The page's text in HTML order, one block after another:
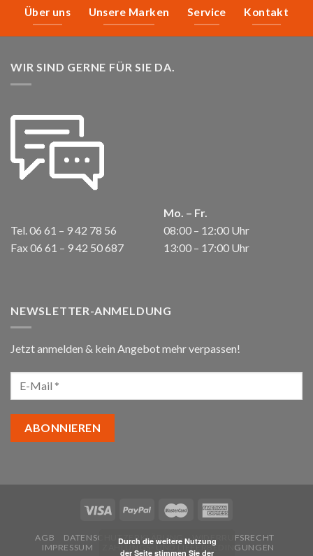
Über uns Unsere Marken Service Kontakt
WIR SIND GERNE FÜR SIE DA.
Tel. 06 61 – 9 42 78 56
Fax 06 61 – 9 42 50 687
Mo. – Fr.
08:00 – 12:00 Uhr
13:00 – 17:00 Uhr
NEWSLETTER-ANMELDUNG
Jetzt anmelden & kein Angebot mehr verpassen!
AGB DATENSCHUTZERKLÄRUNG
WIDERRUFSRECHT
IMPRESSUM
ZAHLUNGS- UND LIEFERBEDINGUNGEN
Durch die weitere Nutzung
der Seite stimmen Sie der